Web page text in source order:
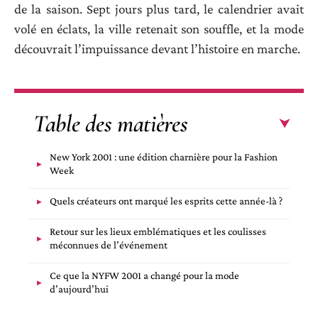
de la saison. Sept jours plus tard, le calendrier avait
volé en éclats, la ville retenait son souffle, et la mode
découvrait l’impuissance devant l’histoire en marche.
Table des matières
New York 2001 : une édition charnière pour la Fashion
Week
Quels créateurs ont marqué les esprits cette année-là ?
Retour sur les lieux emblématiques et les coulisses
méconnues de l’événement
Ce que la NYFW 2001 a changé pour la mode
d’aujourd’hui